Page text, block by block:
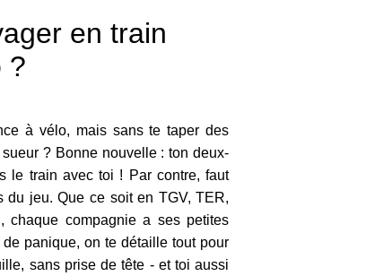
en train
?
à vélo, mais sans te taper des
? Bonne nouvelle : ton deux-
le train avec toi ! Par contre, faut
du jeu. Que ce soit en TGV, TER,
chaque compagnie a ses petites
panique, on te détaille tout pour
sans prise de tête - et toi aussi